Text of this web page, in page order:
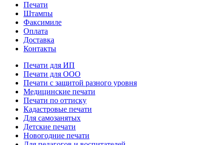
Печати
Штампы
Факсимиле
Оплата
Доставка
Контакты
Печати для ИП
Печати для ООО
Печати с защитой разного уровня
Медицинские печати
Печати по оттиску
Кадастровые печати
Для самозанятых
Детские печати
Новогодние печати